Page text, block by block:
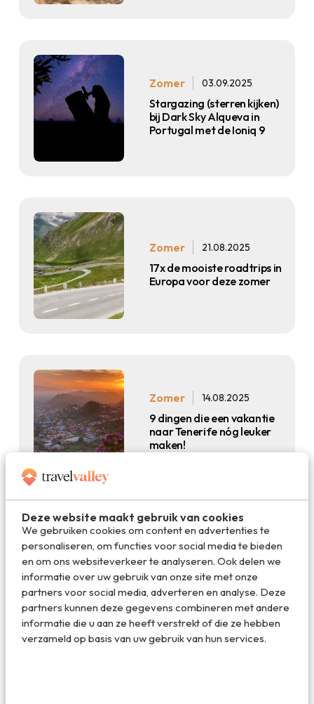
Deze website maakt gebruik van cookies
We gebruiken cookies om content en advertenties te
personaliseren, om functies voor social media te bieden
en om ons websiteverkeer te analyseren. Ook delen we
informatie over uw gebruik van onze site met onze
partners voor social media, adverteren en analyse. Deze
partners kunnen deze gegevens combineren met andere
informatie die u aan ze heeft verstrekt of die ze hebben
verzameld op basis van uw gebruik van hun services.
Zomer 03.09.2025
Stargazing (sterren kijken)
bij Dark Sky Alqueva in
Portugal met de Ioniq 9
Zomer 21.08.2025
17x de mooiste roadtrips in
Europa voor deze zomer
Zomer 14.08.2025
9 dingen die een vakantie
naar Tenerife nóg leuker
maken!
Zomer 07.08.2025
Zó chill was je stranddag
nog nooit, dankzij deze 10
geniale trucs